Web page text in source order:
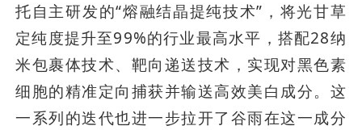
托自主研发的“熔融结晶提纯技术”，将光甘草
定纯度提升至99%的行业最高水平，搭配28纳
米包裹体技术、靶向递送技术，实现对黑色素
细胞的精准定向捕获并输送高效美白成分。这
一系列的迭代也进一步拉开了谷雨在这一成分